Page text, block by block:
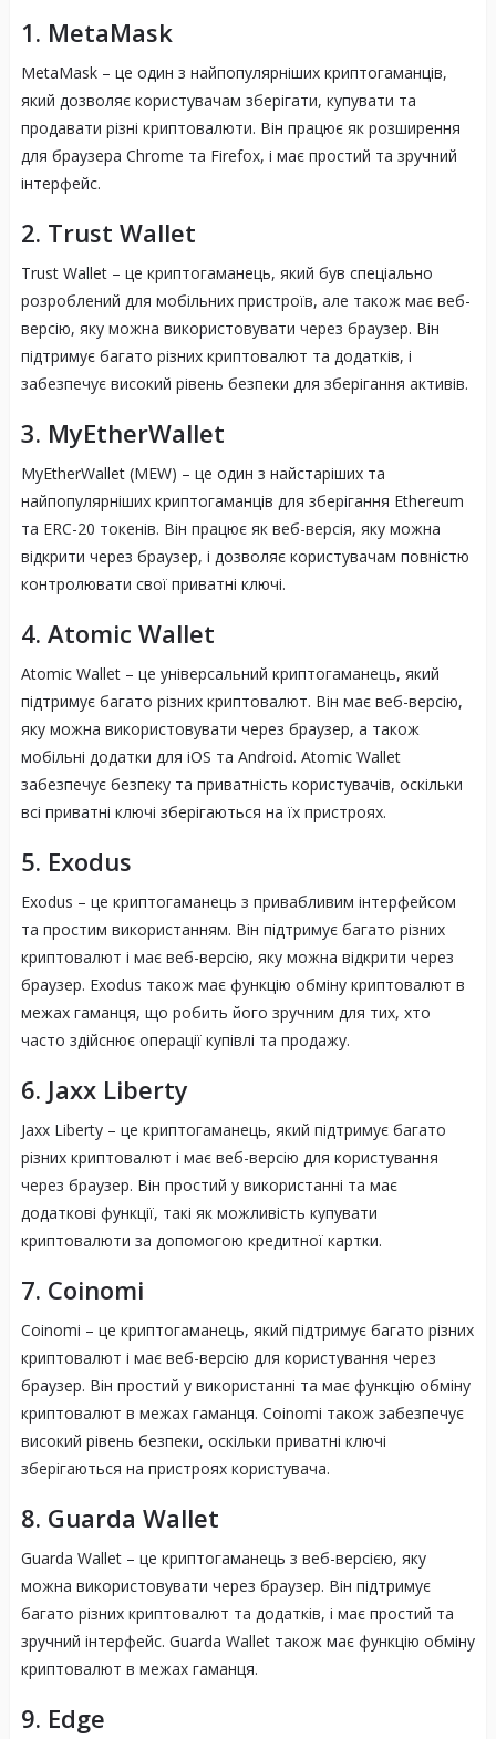
1. MetaMask
MetaMask – це один з найпопулярніших криптогаманців,
який дозволяє користувачам зберігати, купувати та
продавати різні криптовалюти. Він працює як розширення
для браузера Chrome та Firefox, і має простий та зручний
інтерфейс.
2. Trust Wallet
Trust Wallet – це криптогаманець, який був спеціально
розроблений для мобільних пристроїв, але також має веб-
версію, яку можна використовувати через браузер. Він
підтримує багато різних криптовалют та додатків, і
забезпечує високий рівень безпеки для зберігання активів.
3. MyEtherWallet
MyEtherWallet (MEW) – це один з найстаріших та
найпопулярніших криптогаманців для зберігання Ethereum
та ERC-20 токенів. Він працює як веб-версія, яку можна
відкрити через браузер, і дозволяє користувачам повністю
контролювати свої приватні ключі.
4. Atomic Wallet
Atomic Wallet – це універсальний криптогаманець, який
підтримує багато різних криптовалют. Він має веб-версію,
яку можна використовувати через браузер, а також
мобільні додатки для iOS та Android. Atomic Wallet
забезпечує безпеку та приватність користувачів, оскільки
всі приватні ключі зберігаються на їх пристроях.
5. Exodus
Exodus – це криптогаманець з привабливим інтерфейсом
та простим використанням. Він підтримує багато різних
криптовалют і має веб-версію, яку можна відкрити через
браузер. Exodus також має функцію обміну криптовалют в
межах гаманця, що робить його зручним для тих, хто
часто здійснює операції купівлі та продажу.
6. Jaxx Liberty
Jaxx Liberty – це криптогаманець, який підтримує багато
різних криптовалют і має веб-версію для користування
через браузер. Він простий у використанні та має
додаткові функції, такі як можливість купувати
криптовалюти за допомогою кредитної картки.
7. Coinomi
Coinomi – це криптогаманець, який підтримує багато різних
криптовалют і має веб-версію для користування через
браузер. Він простий у використанні та має функцію обміну
криптовалют в межах гаманця. Coinomi також забезпечує
високий рівень безпеки, оскільки приватні ключі
зберігаються на пристроях користувача.
8. Guarda Wallet
Guarda Wallet – це криптогаманець з веб-версією, яку
можна використовувати через браузер. Він підтримує
багато різних криптовалют та додатків, і має простий та
зручний інтерфейс. Guarda Wallet також має функцію обміну
криптовалют в межах гаманця.
9. Edge